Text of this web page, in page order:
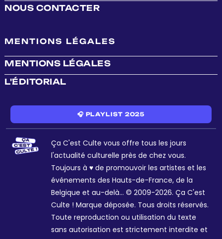
NOUS CONTACTER
MENTIONS LÉGALES
MENTIONS LÉGALES
L'ÉDITORIAL
🎧 PLAYLIST 2025
Ça C'est Culte vous offre tous les jours
l'actualité culturelle près de chez vous.
Toujours à ♥ de promouvoir les artistes et les
événements des Hauts-de-France, de la
Belgique et au-delà... © 2009-2026. Ça C'est
Culte ! Marque déposée. Tous droits réservés.
Toute reproduction ou utilisation du texte
sans autorisation est strictement interdite et